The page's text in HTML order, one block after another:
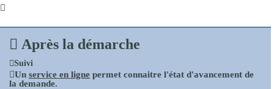
Après la démarche
Suivi
Un service en ligne permet connaitre l'état d'avancement de
la demande.